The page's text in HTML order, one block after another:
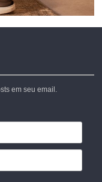
em seu email.